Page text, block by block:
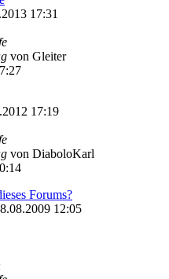
17:31
von Gleiter
17:19
von DiaboloKarl
Forums?
12:05